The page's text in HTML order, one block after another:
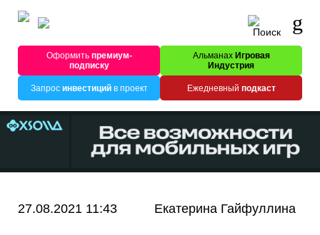
Оформитьпремиум-
подписку
Альманах Игровая
Индустрия
Запрос инвестицийв проект Ежедневный подкаст
27.08.2021 11:43 Екатерина Гайфуллина